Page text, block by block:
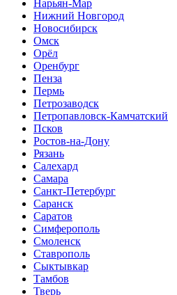
Нарьян-Мар
Нижний Новгород
Новосибирск
Омск
Орёл
Оренбург
Пенза
Пермь
Петрозаводск
Петропавловск-Камчатский
Псков
Ростов-на-Дону
Рязань
Салехард
Самара
Санкт-Петербург
Саранск
Саратов
Симферополь
Смоленск
Ставрополь
Сыктывкар
Тамбов
Тверь